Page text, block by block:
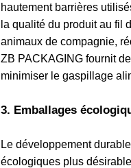
hautement barrières
la qualité du produit au fil
animaux de compagnie,
ZB PACKAGING fournit
minimiser le gaspillage
3. Emballages
Le développement
écologiques plus